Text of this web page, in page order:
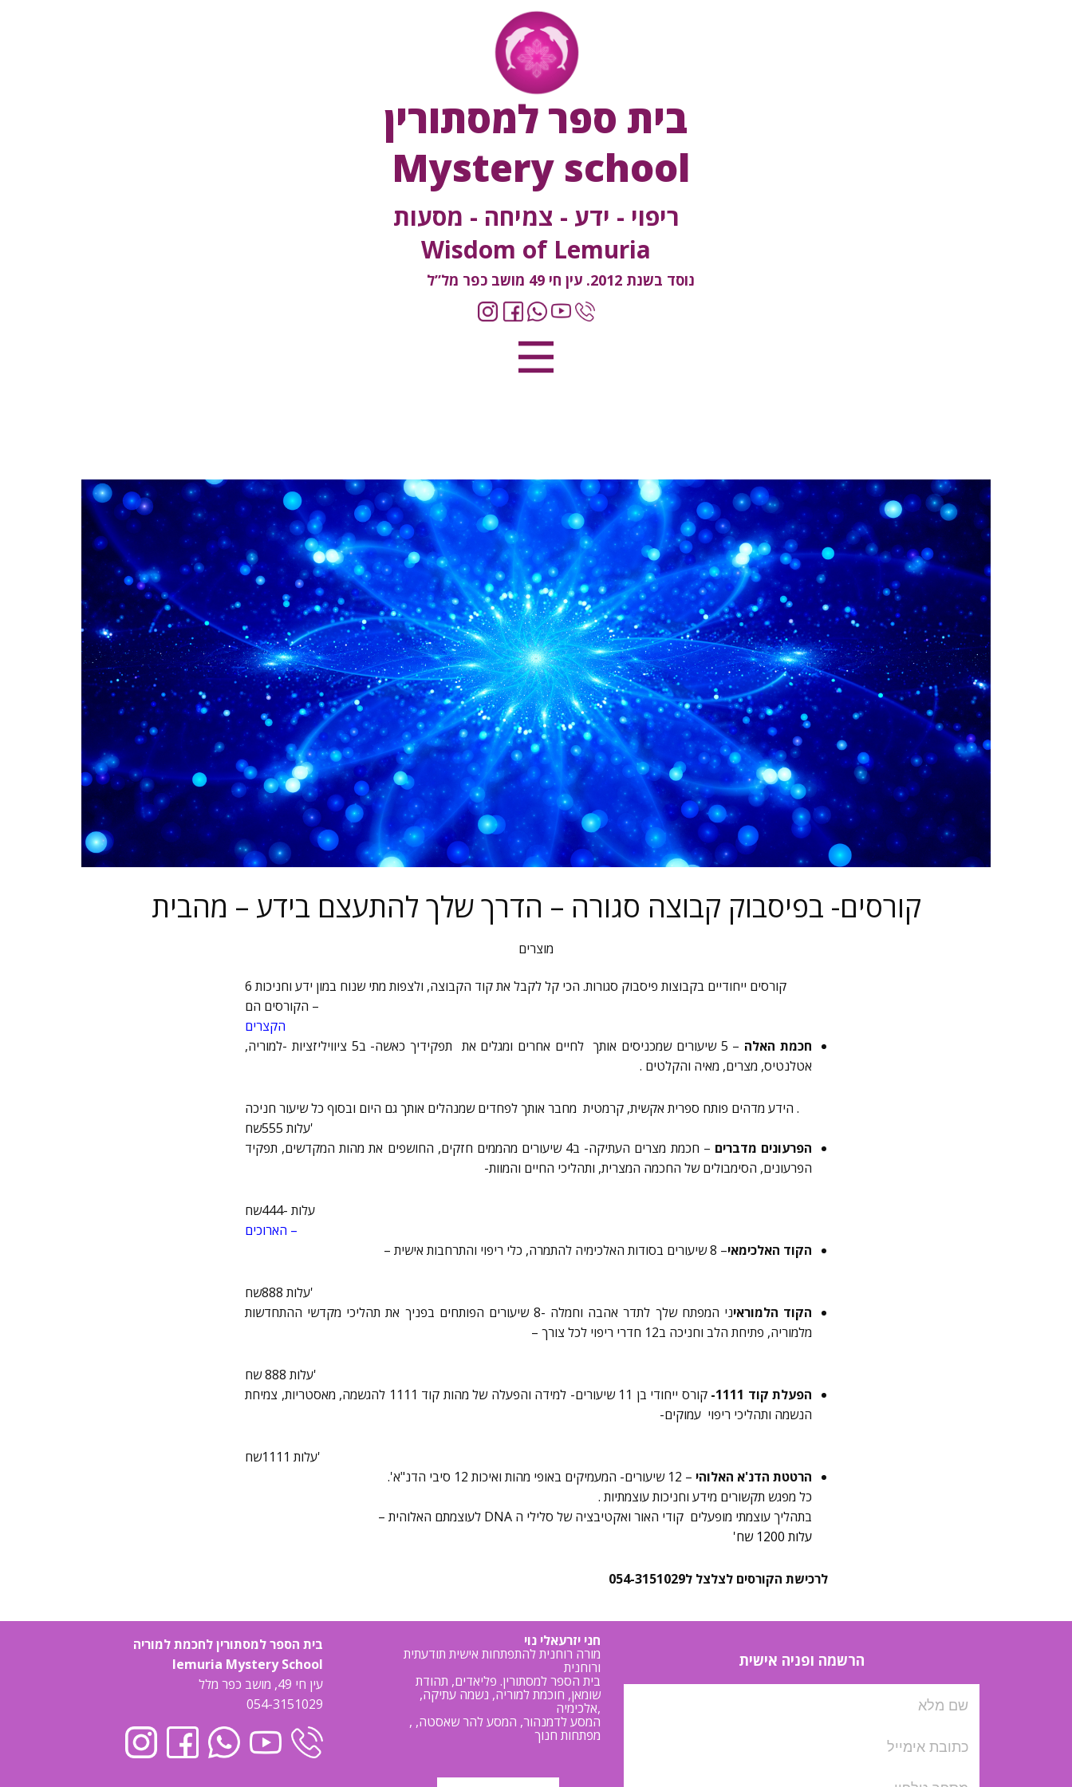
בית ספר למסתורין
Mystery school
ריפוי - ידע - צמיחה - מסעות
Wisdom of Lemuria
נוסד בשנת 2012. עין חי 49 מושב כפר מל”ל
קורסים- בפיסבוק קבוצה סגורה – הדרך שלך להתעצם בידע – מהבית
מוצרים
6 קורסים ייחודיים בקבוצות פיסבוק סגורות. הכי קל לקבל את קוד הקבוצה, ולצפות מתי שנוח במון ידע וחניכות
הקורסים הם –
חכמת האלה
– 5 שיעורים שמכניסים אותך לחיים אחרים ומגלים את תפקידיך כאשה- ב5 ציוויליזציות -למוריה,
אטלנטיס, מצרים, מאיה והקלטים .
הידע מדהים פותח ספרית אקשית, קרמטית מחבר אותך לפחדים שמנהלים אותך גם היום ובסוף כל שיעור חניכה .
עלות 555שח'
הפרעונים מדברים
– חכמת מצרים העתיקה- ב4 שיעורים מהממים חזקים, החושפים את מהות המקדשים, תפקיד
הפרעונים, הסימבולים של החכמה המצרית, ותהליכי החיים והמוות-
עלות -444שח
הארוכים –
הקוד האלכימאי– 8 שיעורים בסודות האלכימיה להתמרה, כלי ריפוי והתרחבות אישית –
עלות 888שח'
הקוד הלמוראי
ני המפתח שלך לתדר אהבה וחמלה -8 שיעורים הפותחים בפניך את תהליכי מקדשי ההתחדשות
מלמוריה, פתיחת הלב וחניכה ב12 חדרי ריפוי לכל צורך –
עלות 888 שח'
הפעלת קוד 1111-
קורס ייחודי בן 11 שיעורים- למידה והפעלה של מהות קוד 1111 להגשמה, מאסטריות, צמיחת
הנשמה ותהליכי ריפוי עמוקים-
עלות 1111שח'
הרטטת הדנ'א האלוהי – 12 שיעורים- המעמיקים באופי מהות ואיכות 12 סיבי הדנ"א'.
כל מפגש תקשורים מידע וחניכות עוצמתיות .
בתהליך עוצמתי מופעלים קודי האור ואקטיבציה של סלילי ה DNA לעוצמתם האלוהית –
עלות 1200 שח'
לרכישת הקורסים לצלצל ל054-3151029
הרשמה ופניה אישית
חני יזרעאלי נוי
מורה רוחנית להתפתחות אישית תודעתית
ורוחנית
בית הספר למסתורין. פליאדים, תהודת
שומאן, חוכמת למוריה, נשמה עתיקה,
אלכימיה,
, המסע לדמנהור, המסע להר שאסטה,
מפתחות חנוך
בית הספר למסתורין לחכמת למוריה
lemuria Mystery School
עין חי 49, מושב כפר מלל
054-3151029